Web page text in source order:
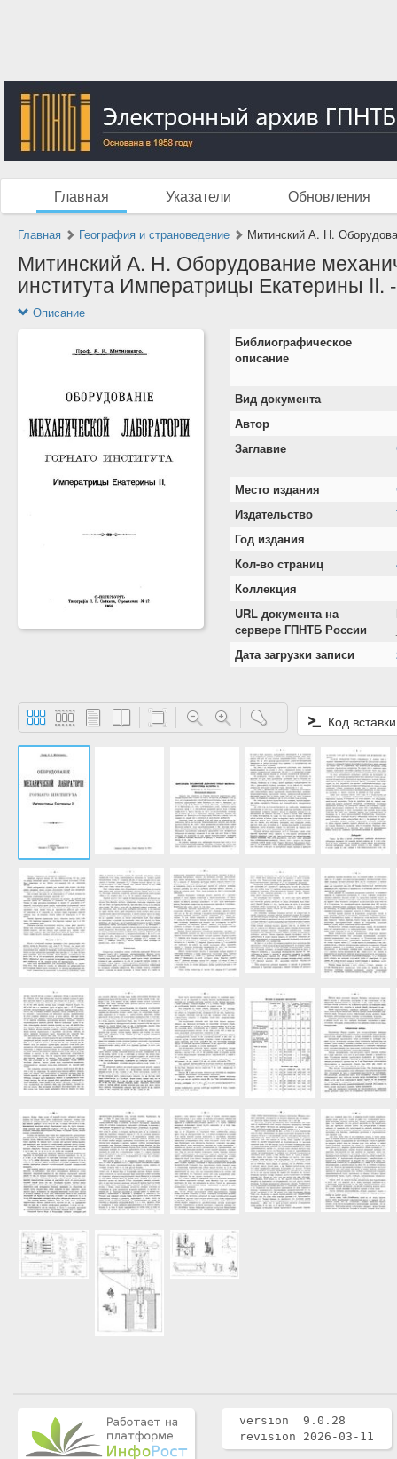
Главная Указатели Обновления
Главная География и страноведение Митинский А. Н.
Митинский А. Н. Оборудование
института Императрицы Екатерины II.
Описание
Библиографическое
описание
Вид документа
Автор
Заглавие
Место издания
Издательство
Год издания
Кол-во страниц
Коллекция
URL документа на
сервере ГПНТБ России
Дата загрузки записи
Код вставки
version 9.0.28
revision 2026-03-11